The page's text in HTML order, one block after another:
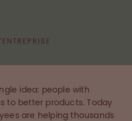
idea: people with
to better products. Today
are helping thousands